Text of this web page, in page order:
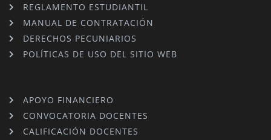
REGLAMENTO ESTUDIANTIL
MANUAL DE CONTRATACIÓN
DERECHOS PECUNIARIOS
POLÍTICAS DE USO DEL SITIO WEB
APOYO FINANCIERO
CONVOCATORIA DOCENTES
CALIFICACIÓN DOCENTES